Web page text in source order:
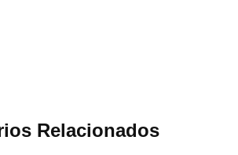
Relacionados